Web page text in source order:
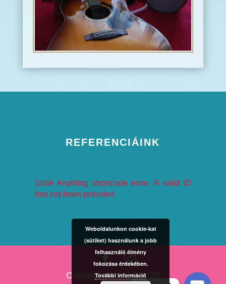
REFERENCIÁINK
Slide Anything shortcode error: A valid ID
has not been provided
Copyright © 2010-2020
Weboldalunkon cookie-kat
(sütiket) használunk a jobb
felhasználó élmény
fokozása érdekében.
További információ